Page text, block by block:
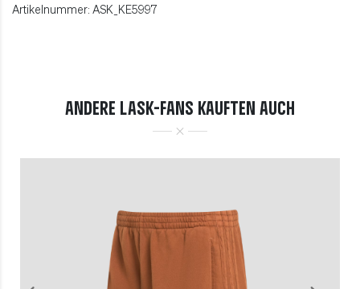
Artikelnummer: ASK_KE5997
ANDERE LASK-FANS KAUFTEN AUCH